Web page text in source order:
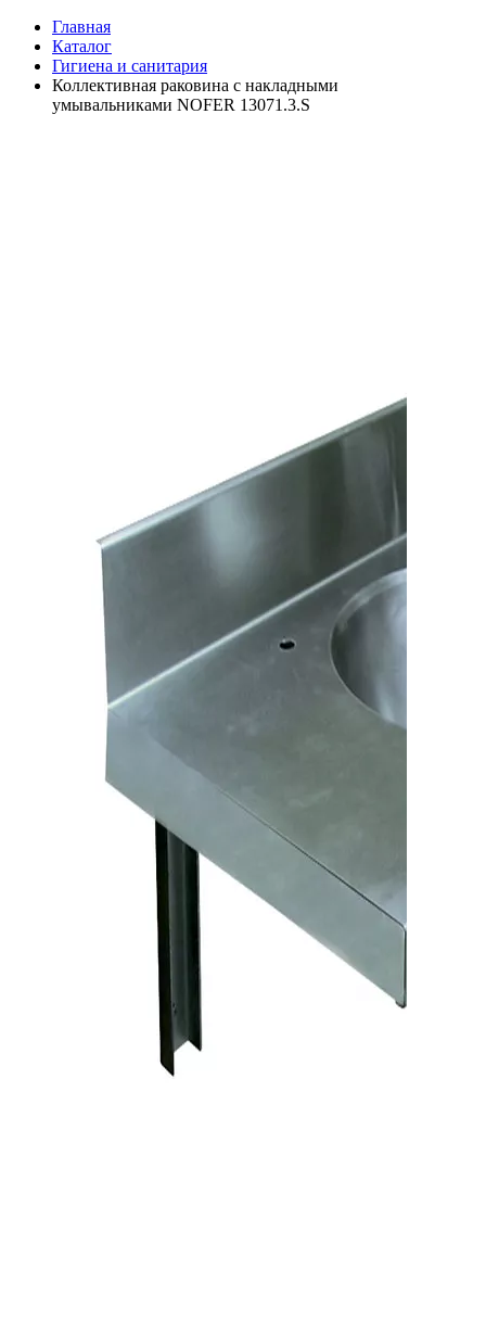
Главная
Каталог
Гигиена и санитария
Коллективная раковина с накладными
умывальниками NOFER 13071.3.S